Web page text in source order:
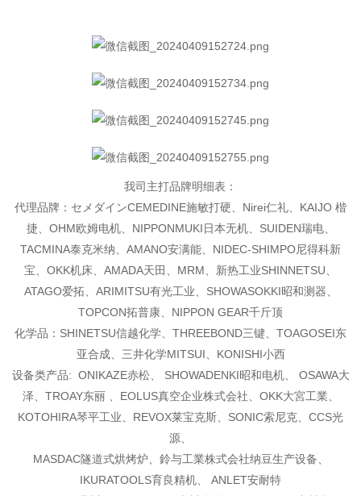
我司主打品牌明细表：
代理品牌：セメダインCEMEDINE施敏打硬、Nirei仁礼、KAIJO 楷
捷、OHM欧姆电机、 NIPPONMUKI日本无机、SUIDEN瑞电、
TACMINA泰克米纳、AMANO安满能、NIDEC-SHIMPO尼得科新
宝、OKK机床、AMADA天田、MRM、新热工业SHINNETSU、
ATAGO爱拓、ARIMITSU有光工业、 SHOWASOKKI昭和测器、
TOPCON拓普康、NIPPON GEAR千斤顶
化学品：SHINETSU信越化学、THREEBOND三键、TOAGOSEI东
亚合成、三井化学MITSUI、KONISHI小西
设备类产品: ONIKAZE赤松、 SHOWADENKI昭和电机、 OSAWA大
泽、TROAY东丽 、EOLUS真空企业株式会社、OKK大宮工業、
KOTOHIRA琴平工业、REVOX莱宝克斯、SONIC索尼克、CCS光
源、
MASDAC隧道式烘烤炉、鈴与工業株式会社纳豆生产设备、
IKURATOOLS育良精机、 ANLET安耐特